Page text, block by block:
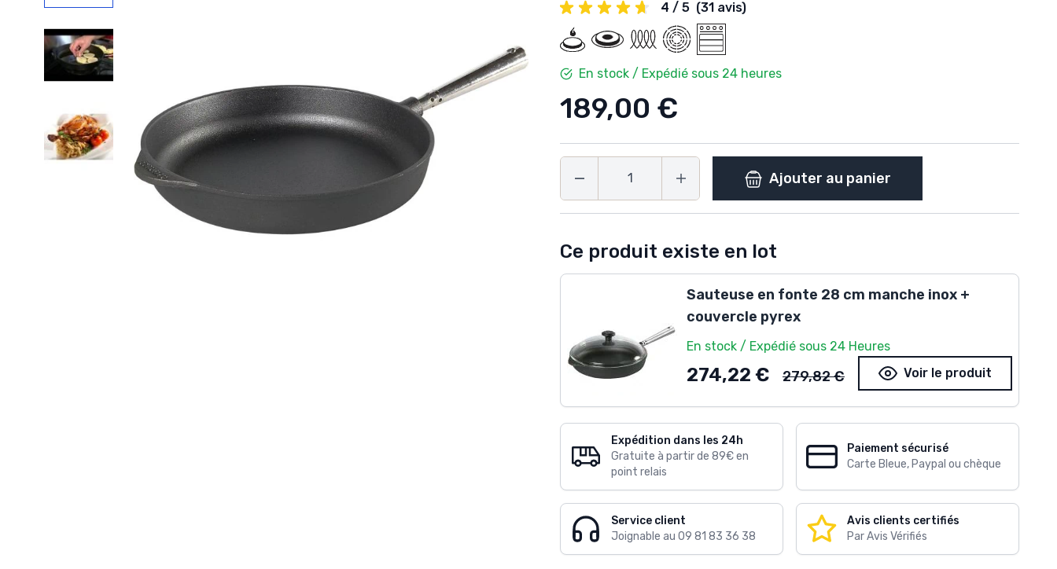
4 / 5 (31 avis)
En stock / Expédié sous 24 heures
189,00 €
Ajouter au panier
Ce produit existe en lot
Sauteuse en fonte 28 cm manche inox +
couvercle pyrex
En stock / Expédié sous 24 Heures
274,22 € Ancien prix
279,82 € Voir le produit
Expédition dans les 24h
Gratuite à partir de 89€ en
point relais
Paiement sécurisé
Carte Bleue, Paypal ou chèque
Service client
Joignable au 09 81 83 36 38
Avis clients certifiés
Par Avis Vérifiés